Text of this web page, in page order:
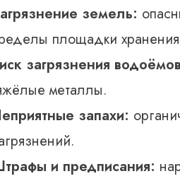
земель:
площадки
загрязнения
металлы.
запахи:
и предписания: